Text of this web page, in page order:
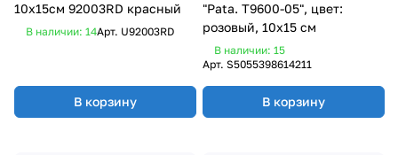
10x15см 92003RD красный
В наличии: 14Арт. U92003RD
В корзину
"Pata. T9600-05", цвет:
розовый, 10x15 см
В наличии: 15
Арт. S5055398614211
В корзину